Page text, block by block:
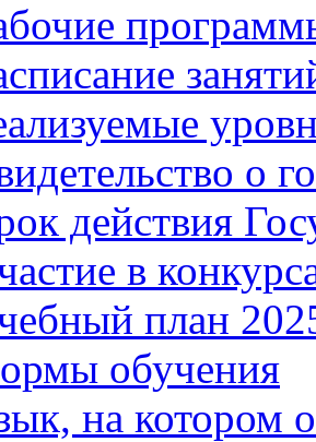
о
действия
в
план
обучения
на котором